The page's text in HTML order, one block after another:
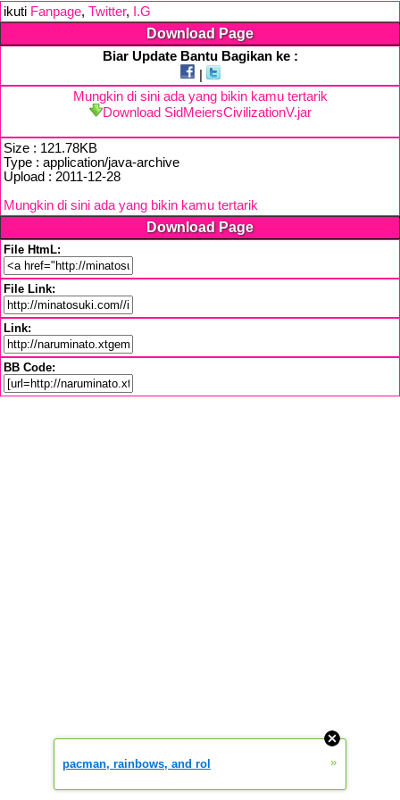
ikuti Fanpage, Twitter, I.G
Download Page
Biar Update Bantu Bagikan ke :
Mungkin di sini ada yang bikin kamu tertarik
Download SidMeiersCivilizationV.jar
Size : 121.78KB
Type : application/java-archive
Upload : 2011-12-28
Mungkin di sini ada yang bikin kamu tertarik
Download Page
File HtmL:
File Link:
Link:
BB Code:
pacman, rainbows, and rol »